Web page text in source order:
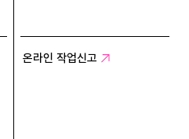
온라인 작업신고